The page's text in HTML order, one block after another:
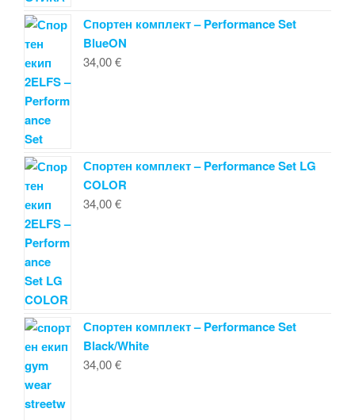
Спортен комплект – Performance Set
BlueON
34,00€
Спортен комплект – Performance Set LG
COLOR
34,00€
Спортен комплект – Performance Set
Black/White
34,00€